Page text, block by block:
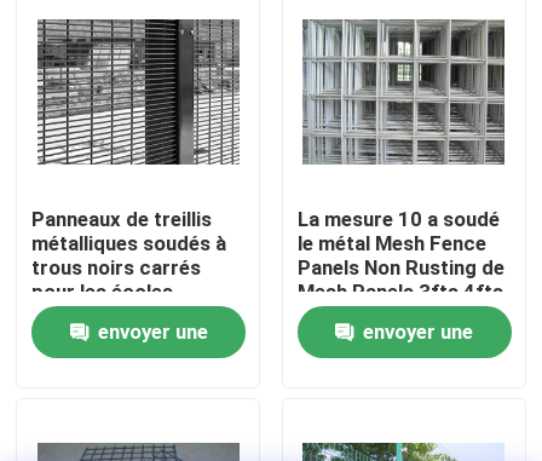
Visite de l'usine
Contrôle de la qualité
Nous contacter
Nouvelles
Fil tissé Mesh Screen
Panneaux de treillis
métalliques soudés à
trous noirs carrés
pour les écoles,
faciles à installer
envoyer une
La mesure 10 a soudé
le métal Mesh Fence
Panels Non Rusting de
Mesh Panels 3fts 4fts
de fil
envoyer une